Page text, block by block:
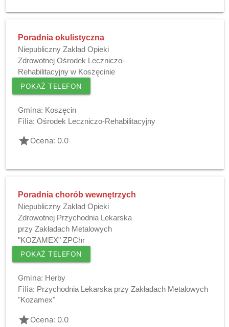
Poradnia okulistyczna
Niepubliczny Zakład Opieki
Zdrowotnej Ośrodek Leczniczo-
Rehabilitacyjny w Koszęcinie
POKAŻ TELEFON
Gmina: Koszęcin
Filia: Ośrodek Leczniczo-Rehabilitacyjny
gradeOcena: 0.0
Poradnia chorób wewnętrzych
Niepubliczny Zakład Opieki
Zdrowotnej Przychodnia Lekarska
przy Zakładach Metalowych
"KOZAMEX" ZPChr
POKAŻ TELEFON
Gmina: Herby
Filia: Przychodnia Lekarska przy Zakładach Metalowych
"Kozamex"
gradeOcena: 0.0